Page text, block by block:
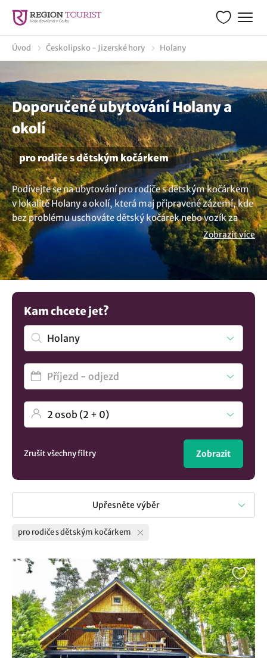
Úvod Českolipsko - Jizerské hory Holany
Doporučené ubytování Holany a
okolí
pro rodiče s dětským kočárkem
Podívejte se na ubytování pro rodiče s dětským kočárkem
v lokalitě Holany a okolí, která maj připravené zázemí, kde
bez problému uschováte dětský kočárek nebo vozík za
kolo. Vychutnejte si pohodlí a bezpečí ubytovacích
prostor, které mají pro své hosty i úschovnu na kola a
dětské kočárky. Nenašli jste to co hledáte? Prozkoumejte
další tipy na
ubytování v lokalitě Holany
Zobrazit více
Kam chcete jet?
Zrušit všechny filtry Zobrazit
Upřesněte výběr
pro rodiče s dětským kočárkem